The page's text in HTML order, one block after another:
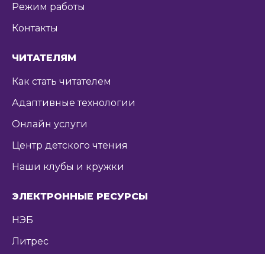
Режим работы
Контакты
ЧИТАТЕЛЯМ
Как стать читателем
Адаптивные технологии
Онлайн услуги
Центр детского чтения
Наши клубы и кружки
ЭЛЕКТРОННЫЕ РЕСУРСЫ
НЭБ
Литрес